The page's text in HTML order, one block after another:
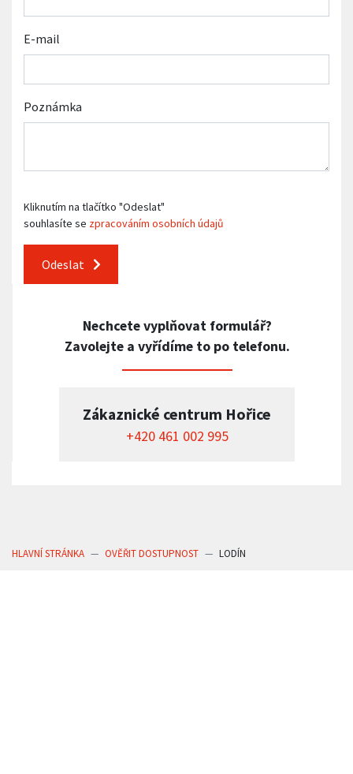
E-mail
Poznámka
Kliknutím na tlačítko "Odeslat"
souhlasíte se zpracováním osobních údajů
Odeslat
Nechcete vyplňovat formulář?
Zavolejte a vyřídíme to po telefonu.
Zákaznické centrum Hořice
+420 461 002 995
HLAVNÍ STRÁNKA OVĚŘIT DOSTUPNOST LODÍN